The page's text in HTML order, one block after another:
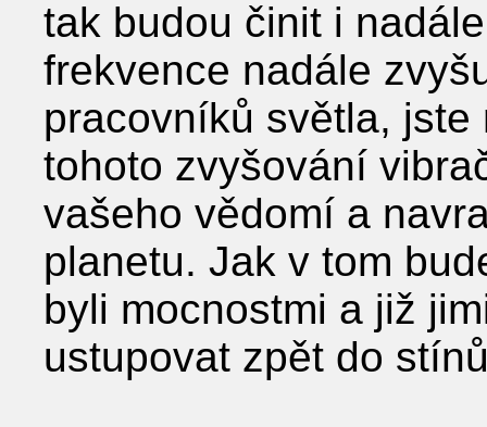
tak budou činit i
frekvence nadále
pracovníků světla,
tohoto zvyšování
vašeho vědomí a
planetu. Jak v tom
byli mocnostmi a již
ustupovat zpět do